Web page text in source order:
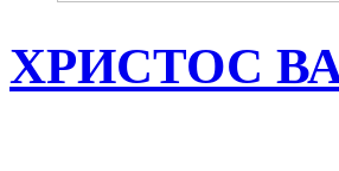
ХРИСТОС